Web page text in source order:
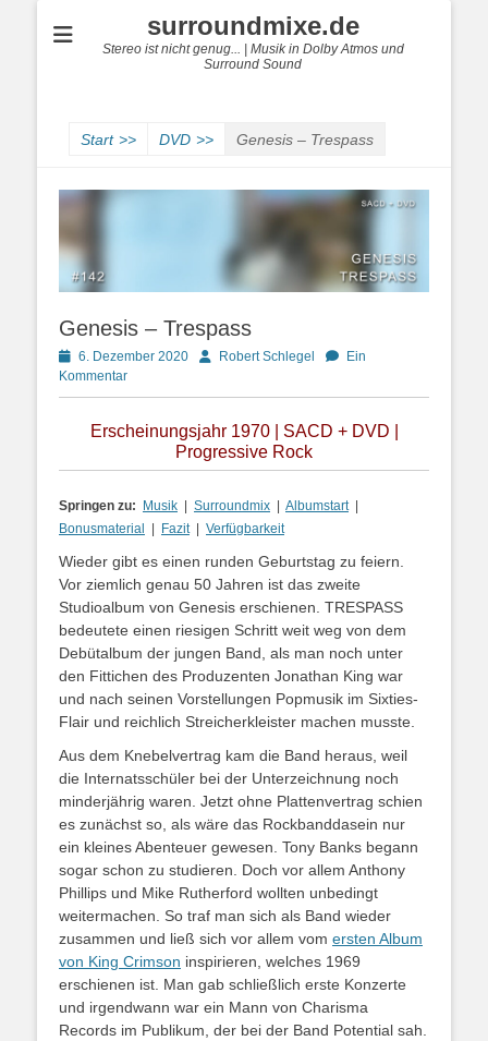
surroundmixe.de
Stereo ist nicht genug... | Musik in Dolby Atmos und
Surround Sound
Start >> DVD >> Genesis – Trespass
Genesis – Trespass
Posted
on
6. Dezember 2020 AutorRobert Schlegel
Ein
Kommentar
Erscheinungsjahr 1970 | SACD + DVD |
Progressive Rock
Springen zu: Musik Surroundmix Albumstart|
Bonusmaterial
Fazit| Verfügbarkeit
Wieder gibt es einen runden Geburtstag zu feiern.
Vor ziemlich genau 50 Jahren ist das zweite
Studioalbum von Genesis erschienen. TRESPASS
bedeutete einen riesigen Schritt weit weg von dem
Debütalbum der jungen Band, als man noch unter
den Fittichen des Produzenten Jonathan King war
und nach seinen Vorstellungen Popmusik im Sixties-
Flair und reichlich Streicherkleister machen musste.
Aus dem Knebelvertrag kam die Band heraus, weil
die Internatsschüler bei der Unterzeichnung noch
minderjährig waren. Jetzt ohne Plattenvertrag schien
es zunächst so, als wäre das Rockbanddasein nur
ein kleines Abenteuer gewesen. Tony Banks begann
sogar schon zu studieren. Doch vor allem Anthony
Phillips und Mike Rutherford wollten unbedingt
weitermachen. So traf man sich als Band wieder
zusammen und ließ sich vor allem vom ersten Album
von King Crimson inspirieren, welches 1969
erschienen ist. Man gab schließlich erste Konzerte
und irgendwann war ein Mann von Charisma
Records im Publikum, der bei der Band Potential sah.